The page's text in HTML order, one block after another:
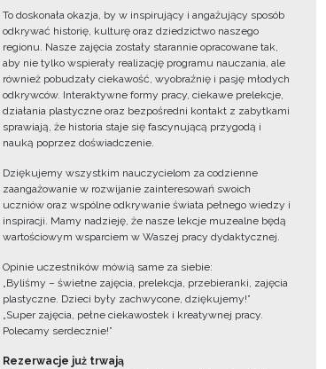
To doskonała okazja, by w inspirujący i angażujący sposób
odkrywać historię, kulturę oraz dziedzictwo naszego
regionu. Nasze zajęcia zostały starannie opracowane tak,
aby nie tylko wspierały realizację programu nauczania, ale
również pobudzały ciekawość, wyobraźnię i pasję młodych
odkrywców. Interaktywne formy pracy, ciekawe prelekcje,
działania plastyczne oraz bezpośredni kontakt z zabytkami
sprawiają, że historia staje się fascynującą przygodą i
nauką poprzez doświadczenie.
Dziękujemy wszystkim nauczycielom za codzienne
zaangażowanie w rozwijanie zainteresowań swoich
uczniów oraz wspólne odkrywanie świata pełnego wiedzy i
inspiracji. Mamy nadzieję, że nasze lekcje muzealne będą
wartościowym wsparciem w Waszej pracy dydaktycznej.
Opinie uczestników mówią same za siebie:
„Byliśmy – świetne zajęcia, prelekcja, przebieranki, zajęcia
plastyczne. Dzieci były zachwycone, dziękujemy!”
„Super zajęcia, pełne ciekawostek i kreatywnej pracy.
Polecamy serdecznie!”
Rezerwacje już trwają